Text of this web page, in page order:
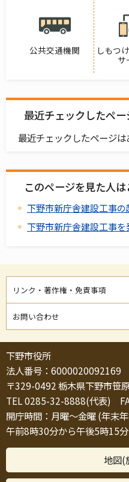
公共交通機関
しもつ
サ
最近チェックしたペー
最近チェックしたページは
このページを見た人
下野市新庁舎建設工事
下野市新庁舎建設工事
リンク・著作権・免責事項
お問い合わせ
下野市役所
法人番号：6000020092169
〒329-0492 栃木県下野市笹
TEL 0285-32-8888(代表)
開庁時間：月曜～金曜 (年末
午前8時30分から午後5時15
地図(